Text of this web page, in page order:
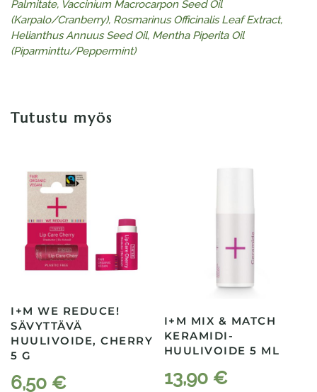
Palmitate, Vaccinium Macrocarpon Seed Oil
(Karpalo/Cranberry), Rosmarinus Officinalis Leaf Extract,
Helianthus Annuus Seed Oil, Mentha Piperita Oil
(Piparminttu/Peppermint)
Tutustu myös
I+M WE REDUCE!
SÄVYTTÄVÄ
HUULIVOIDE, CHERRY
5 G
6,50 €
I+M MIX & MATCH
KERAMIDI-
HUULIVOIDE 5 ML
13,90 €